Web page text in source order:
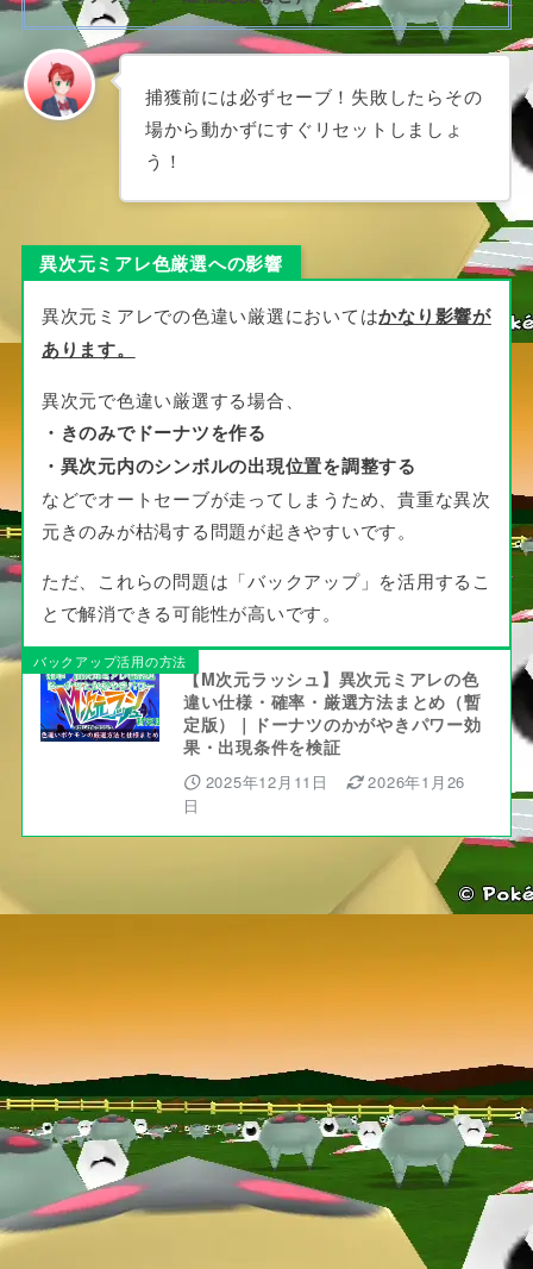
捕獲前には必ずセーブ！失敗したらその
場から動かずにすぐリセットしましょ
う！
異次元ミアレ色厳選への影響
異次元ミアレでの色違い厳選においてはかなり影響が
あります。
異次元で色違い厳選する場合、
・きのみでドーナツを作る
・異次元内のシンボルの出現位置を調整する
などでオートセーブが走ってしまうため、貴重な異次
元きのみが枯渇する問題が起きやすいです。
ただ、これらの問題は「バックアップ」を活用するこ
とで解消できる可能性が高いです。
バックアップ活用の方法
【M次元ラッシュ】異次元ミアレの色
違い仕様・確率・厳選方法まとめ（暫
定版）｜ドーナツのかがやきパワー効
果・出現条件を検証
2025年12月11日
2026年1月26
日